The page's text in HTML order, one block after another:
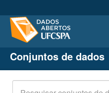
Conjuntos de dados
Organizações
Grupos
Conjuntos de dados